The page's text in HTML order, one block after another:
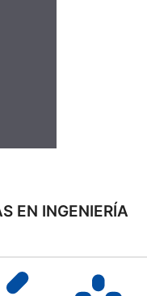
EN INGENIERÍA